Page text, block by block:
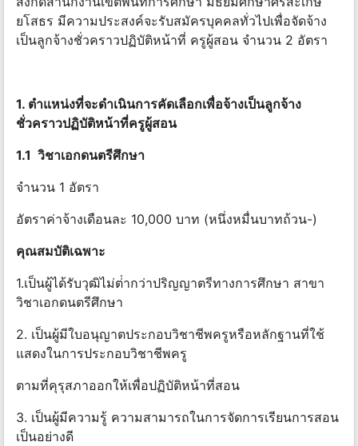
ยโสธร มีความประสงค์จะรับสมัครบุคคลทั่วไปเพื่อจัดจ้าง
เป็นลูกจ้างชั่วคราวปฏิบัติหน้าที่ ครูผู้สอน จํานวน 2 อัตรา
1. ตําแหน่งที่จะดําเนินการคัดเลือกเพื่อจ้างเป็นลูกจ้าง
ชั่วคราวปฏิบัติหน้าที่ครูผู้สอน
1.1 วิชาเอกดนตรีศึกษา
จํานวน 1 อัตรา
อัตราค่าจ้างเดือนละ 10,000 บาท (หนึ่งหมื่นบาทถ้วน-)
คุณสมบัติเฉพาะ
1.เป็นผู้ได้รับวุฒิไม่ต่ํากว่าปริญญาตรีทางการศึกษา สาขา
วิชาเอกดนตรีศึกษา
2. เป็นผู้มีใบอนุญาตประกอบวิชาชีพครูหรือหลักฐานที่ใช้
แสดงในการประกอบวิชาชีพครู
ตามที่คุรุสภาออกให้เพื่อปฏิบัติหน้าที่สอน
3. เป็นผู้มีความรู้ ความสามารถในการจัดการเรียนการสอน
เป็นอย่างดี